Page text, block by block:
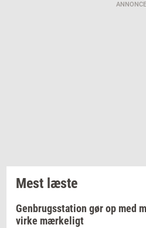
ANNONCE
Mest læste
Genbrugsstation gør op med
virke mærkeligt